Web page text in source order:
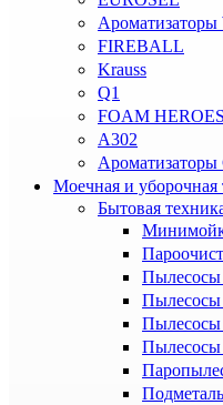
Ароматизаторы
FIREBALL
Krauss
Q1
FOAM HEROES
A302
Моечная и уборочная
Бытовая
Пылесосы
Пылесосы
Пылесосы